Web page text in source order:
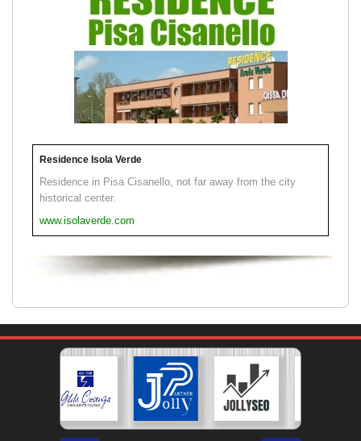
Residence Isola Verde
Residence in Pisa Cisanello, not far away from the city
historical center.
www.isolaverde.com